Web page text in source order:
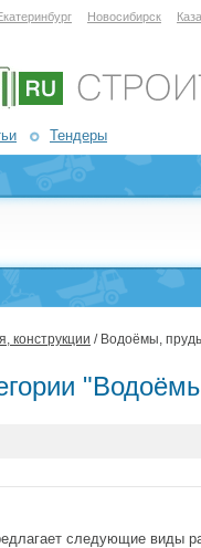
Новосибирск
Тендеры
конструкции / Водоёмы,
следующие виды